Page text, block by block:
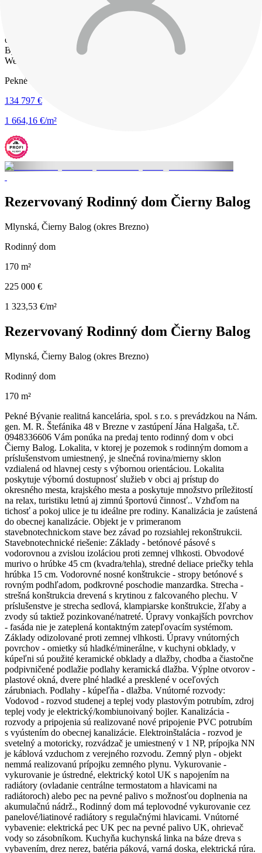
financovaním nehnuteľnosti, odovzdanie nehnuteľnosti, prepis
energií. Ponúkame tiež odmenu za tip a službu súkromného
makléra. Viac informácií vám radi poskytneme telefonicky alebo
osobne. Ján Halgaš – realitný maklér Telefón: 0948 336 606 Pekné
Bývanie, spol. s r. o. Námestie gen. M. R. Štefánika 48, Brezno
Web: peknebyvanierk.sk
Pekné Bývanie realitná kancelária, spol. s.r.o.
134 797 €
1 664,16 €/m²
Rezervovaný Rodinný dom Čierny Balog
Mlynská, Čierny Balog (okres Brezno)
Rodinný dom
170 m²
225 000 €
1 323,53 €/m²
Rezervovaný Rodinný dom Čierny Balog
Mlynská, Čierny Balog (okres Brezno)
Rodinný dom
170 m²
Pekné Bývanie realitná kancelária, spol. s r.o. s prevádzkou na Nám.
gen. M. R. Štefánika 48 v Brezne v zastúpení Jána Halgaša, t.č.
0948336606 Vám ponúka na predaj tento rodinný dom v obci
Čierny Balog. Lokalita, v ktorej je pozemok s rodinným domom a
príslušenstvom umiestnený, je slnečná rovina/mierny sklon
vzdialená od hlavnej cesty s výbornou orientáciou. Lokalita
poskytuje výbornú dostupnosť služieb v obci aj prístup do
okresného mesta, krajského mesta a poskytuje množstvo príležitostí
na relax, turistiku letnú aj zimnú športovú činnosť.. Vzhďom na
tichosť a pokoj ulice je tu ideálne pre rodiny. Kanalizácia je zaústená
do obecnej kanalizácie. Objekt je v primeranom
stavebnotechnickom stave bez závad po rozsiahlej rekonštrukcii.
Stavebnotechnické riešenie: Základy - betónové pásové s
vodorovnou a zvislou izoláciou proti zemnej vlhkosti. Obvodové
murivo o hrúbke 45 cm (kvadra/tehla), stredné deliace priečky tehla
hrúbka 15 cm. Vodorovné nosné konštrukcie - stropy betónové s
rovným podhľadom, podkrovné poschodie manzardka. Strecha -
strešná konštrukcia drevená s krytinou z falcovaného plechu. V
príslušenstve je strecha sedlová, klampiarske konštrukcie, žľaby a
zvody sú taktiež pozinkované/natreté. Úpravy vonkajších povrchov
- fasáda nie je zateplená kontaktným zatepľovacím systémom.
Základy odizolované proti zemnej vlhkosti. Úpravy vnútorných
povrchov - omietky sú hladké/minerálne, v kuchyni obklady, v
kúpeľni sú použité keramické obklady a dlažby, chodba a čiastočne
podpivničené podlažie podlahy keramická dlažba. Výplne otvorov -
plastové okná, dvere plné hladké a presklené v oceľových
zárubniach. Podlahy - kúpeľňa - dlažba. Vnútorné rozvody:
Vodovod - rozvod studenej a teplej vody plastovým potrubím, zdroj
teplej vody je elektrický/kombiunoivaný bojler. Kanalizácia -
rozvody a pripojenia sú realizované nové pripojenie PVC potrubím
s vyústením do obecnej kanalizácie. Elektroinštalácia - rozvod je
svetelný a motoricky, rozvádzač je umiestnený v 1 NP, prípojka NN
je káblová vzduchom z verejného rozvodu. Zemný plyn - objekt
nemmá realizovanú prípojku zemného plynu. Vykurovanie -
vykurovanie je ústredné, elektrický kotol UK s napojením na
radiátory (ovladanie centrálne termostatom a hlavicami na
radiátoroch) alebo pec na pevné palivo s možnosťou doplnenia na
akumulačnú nádrž., Rodinný dom má teplovodné vykurovanie cez
panelové/liatinové radiátory s regulačnými hlavicami. Vnútorné
vybavenie: elektrická pec UK pec na pevné palivo UK, ohrievač
vody so zásobníkom. Kuchyňa kuchynská linka na báze dreva s
vybavením, drez nerez, batéria páková, varná doska, elektrická rúra.